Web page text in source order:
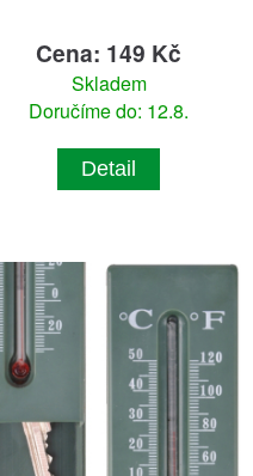
Cena: 149 Kč
Skladem
Doručíme do: 12.8.
Detail